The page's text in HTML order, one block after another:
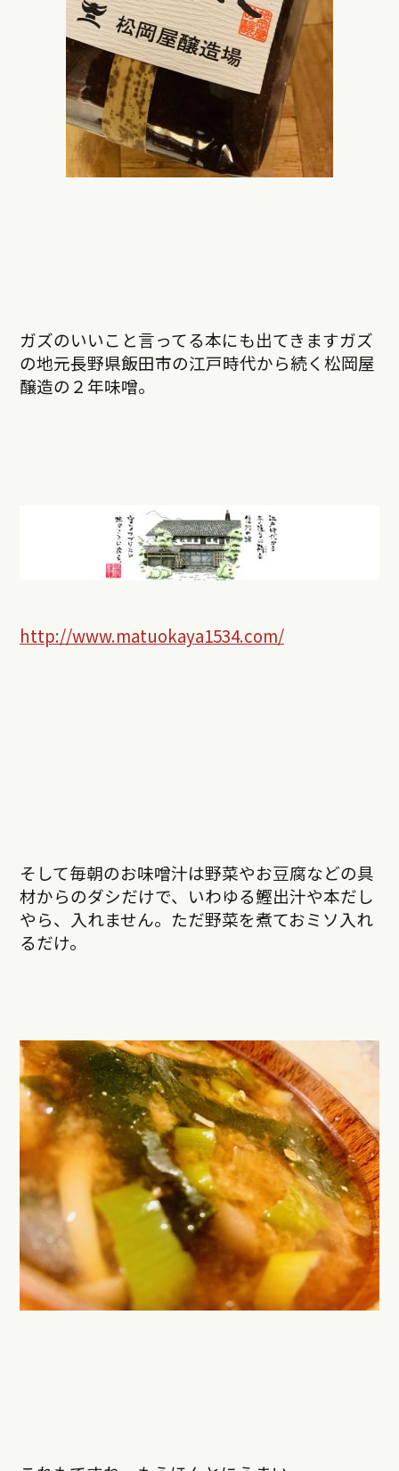
ガズのいいこと言ってる本にも出てきますガズ
の地元長野県飯田市の江戸時代から続く松岡屋
醸造の２年味噌。
http://www.matuokaya1534.com/
そして毎朝のお味噌汁は野菜やお豆腐などの具
材からのダシだけで、いわゆる鰹出汁や本だし
やら、入れません。ただ野菜を煮ておミソ入れ
るだけ。